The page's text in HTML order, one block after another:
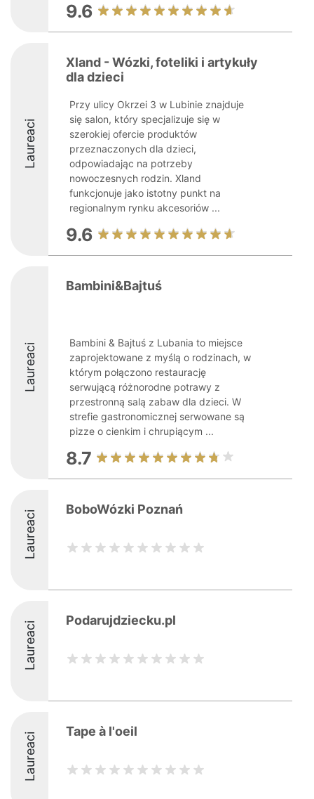
9.6
Laureaci
Xland - Wózki, foteliki i artykuły
dla dzieci
Przy ulicy Okrzei 3 w Lubinie znajduje
się salon, który specjalizuje się w
szerokiej ofercie produktów
przeznaczonych dla dzieci,
odpowiadając na potrzeby
nowoczesnych rodzin. Xland
funkcjonuje jako istotny punkt na
regionalnym rynku akcesoriów ...
9.6
Laureaci
Bambini&Bajtuś
Bambini & Bajtuś z Lubania to miejsce
zaprojektowane z myślą o rodzinach, w
którym połączono restaurację
serwującą różnorodne potrawy z
przestronną salą zabaw dla dzieci. W
strefie gastronomicznej serwowane są
pizze o cienkim i chrupiącym ...
8.7
Laureaci BoboWózki Poznań
Laureaci Podarujdziecku.pl
Laureaci Tape à l'oeil